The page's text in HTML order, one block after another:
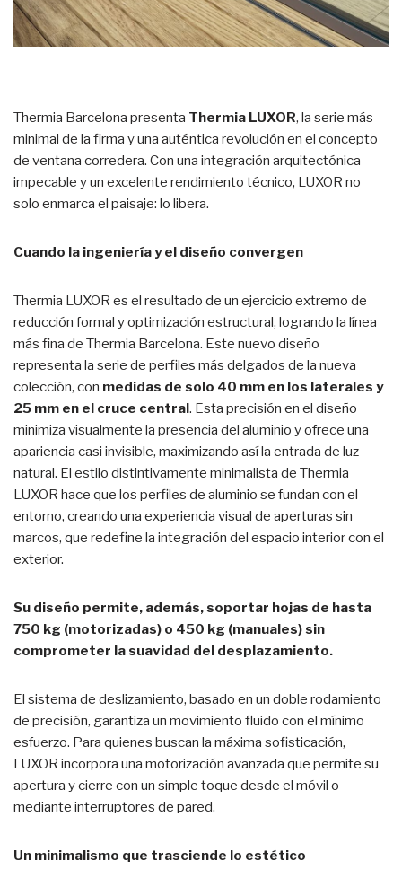
Thermia Barcelona presenta Thermia LUXOR, la serie más
minimal de la firma y una auténtica revolución en el concepto
de ventana corredera. Con una integración arquitectónica
impecable y un excelente rendimiento técnico, LUXOR no
solo enmarca el paisaje: lo libera.
Cuando la ingeniería y el diseño convergen
Thermia LUXOR es el resultado de un ejercicio extremo de
reducción formal y optimización estructural, logrando la línea
más fina de Thermia Barcelona. Este nuevo diseño
representa la serie de perfiles más delgados de la nueva
colección, con medidas de solo 40 mm en los laterales y
25 mm en el cruce central. Esta precisión en el diseño
minimiza visualmente la presencia del aluminio y ofrece una
apariencia casi invisible, maximizando así la entrada de luz
natural. El estilo distintivamente minimalista de Thermia
LUXOR hace que los perfiles de aluminio se fundan con el
entorno, creando una experiencia visual de aperturas sin
marcos, que redefine la integración del espacio interior con el
exterior.
Su diseño permite, además, soportar hojas de hasta
750 kg (motorizadas) o 450 kg (manuales) sin
comprometer la suavidad del desplazamiento.
El sistema de deslizamiento, basado en un doble rodamiento
de precisión, garantiza un movimiento fluido con el mínimo
esfuerzo. Para quienes buscan la máxima sofisticación,
LUXOR incorpora una motorización avanzada que permite su
apertura y cierre con un simple toque desde el móvil o
mediante interruptores de pared.
Un minimalismo que trasciende lo estético